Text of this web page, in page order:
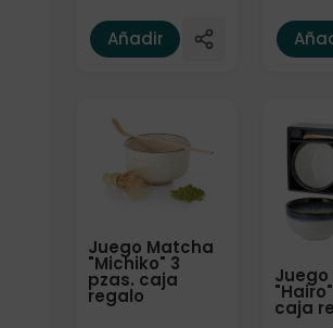
Añadir
Juego Matcha
"Michiko" 3
pzas. caja
regalo
caja